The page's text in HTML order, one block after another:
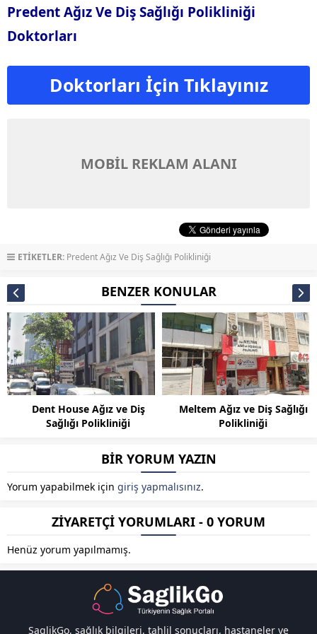
Predent Ağız Ve Diş Sağlığı Polikliniği
Doktorları
Doktorları İçin Tıklayınız
MOBİL REKLAM ALANI
ETİKETLER: Predent Ağız Ve Diş Sağlığı Polikliniği
BENZER KONULAR
Dent House Ağız ve Diş
Sağlığı Polikliniği
Meltem Ağız ve Diş Sağlığı
Polikliniği
BİR YORUM YAZIN
Yorum yapabilmek için giriş yapmalısınız.
ZİYARETÇİ YORUMLARI - 0 YORUM
Henüz yorum yapılmamış.
SaglikGo, sağlık bilgileri, tahlil sonuçları, hastaneler ve